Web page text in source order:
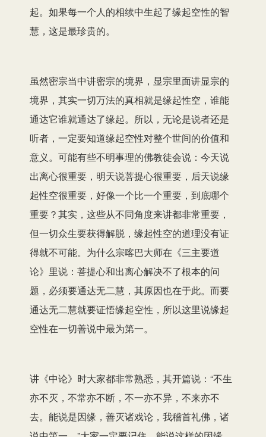
起。如果每一个人的相续中生起了缘起空性的智
慧，这是最珍贵的。
虽然密宗当中讲密宗的境界，显宗里面讲显宗的
境界，其实一切万法的真相就是缘起性空，谁能
通达它谁就通达了缘起。所以，无论是说者还是
听者，一定要知道缘起空性对整个世间的价值和
意义。可能有些不明事理的佛教徒会说：今天说
出离心很重要，明天说菩提心很重要，后天说缘
起性空很重要，好像一个比一个重要，到底哪个
重要？其实，这些从不同角度来讲都非常重要，
但一切众生要获得解脱，缘起性空的道理没有证
得就不可能。为什么宗喀巴大师在《三主要道
论》里说：菩提心和出离心解决不了根本的问
题，必须要通达无二慧，其原因也在于此。而要
通达无二慧就要证悟缘起空性，所以这里说缘起
空性在一切善说中最为第一。
讲《中论》时大家都非常熟悉，其开篇说：“不生
亦不灭，不常亦不断，不一亦不异，不来亦不
去。能说是因缘，善灭诸戏论，我稽首礼佛，诸